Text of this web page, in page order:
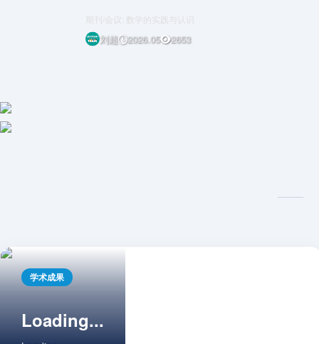
期刊/会议: 数学的实践与认识
刘超 2026.05 2653
学术成果
Loading...